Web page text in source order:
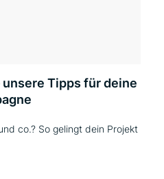
Tipps für deine
co.? So gelingt dein Projekt